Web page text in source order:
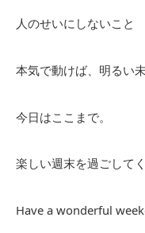
人のせいにしないこと
本気で動けば、明るい
今日はここまで。
楽しい週末を過ごしてく
Have a wonderful